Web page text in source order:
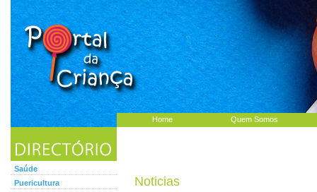
Home Quem Somos
Saúde
Puericultura
Noticias